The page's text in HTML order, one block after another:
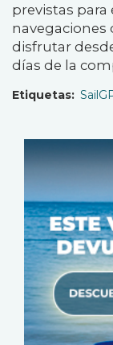
previstas para
navegaciones
disfrutar
días de la
Etiquetas